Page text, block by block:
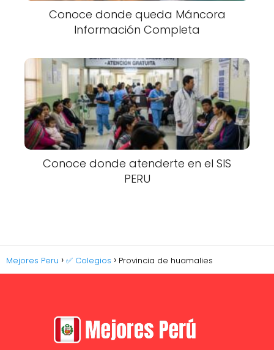
Conoce donde queda Máncora
Información Completa
Conoce donde atenderte en el SIS
PERU
Mejores Peru ✅ Colegios Provincia de huamalies